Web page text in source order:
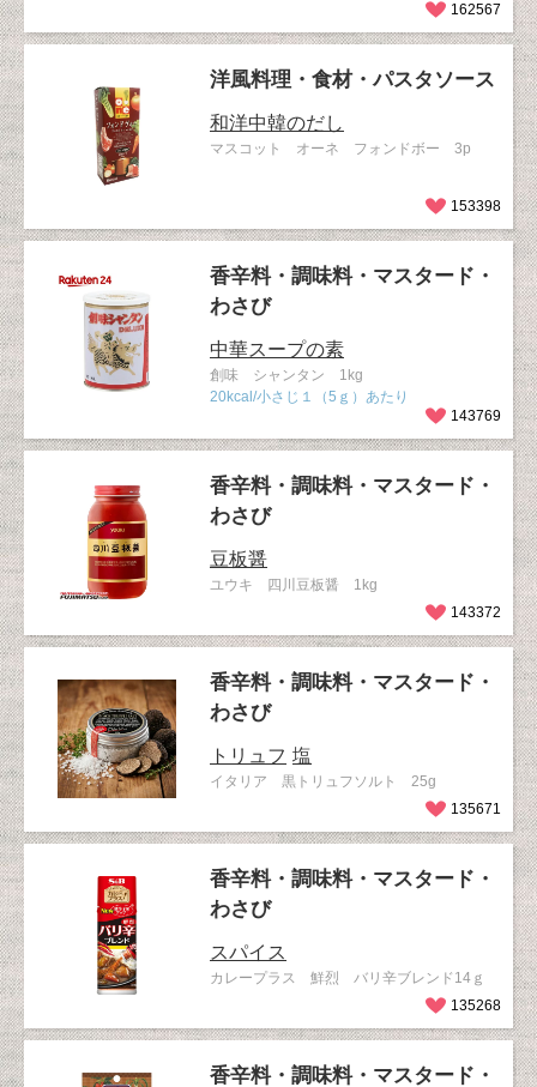
162567
洋風料理・食材・パスタソース
和洋中韓のだし
マスコット オーネ フォンドボー 3p
153398
香辛料・調味料・マスタード・
わさび
中華スープの素
創味 シャンタン 1kg
20kcal/小さじ１（5ｇ）あたり
143769
香辛料・調味料・マスタード・
わさび
豆板醤
ユウキ 四川豆板醤 1kg
143372
香辛料・調味料・マスタード・
わさび
トリュフ 塩
イタリア 黒トリュフソルト 25g
135671
香辛料・調味料・マスタード・
わさび
スパイス
カレープラス 鮮烈 バリ辛ブレンド14ｇ
135268
香辛料・調味料・マスタード・